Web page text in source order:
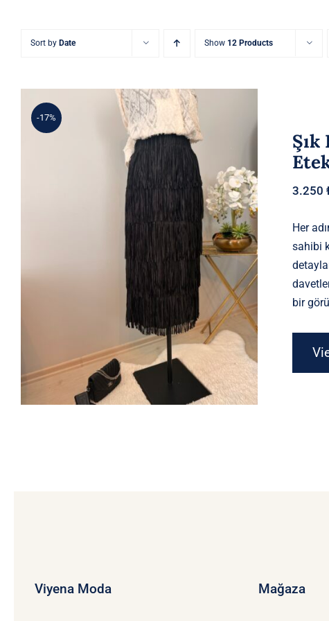
Sort by Date Show 12 Products
-17%
Şık Püskül Detaylı Siyah Yüksek
Bel Etek
3.250
Her
sahibi
bir
Viyena Moda Mağaza